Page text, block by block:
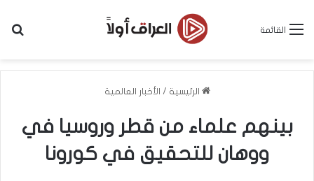
القائمة
الرئيسية / الأخبار العالمية
بينهم علماء من قطر وروسيا في
ووهان للتحقيق في كورونا